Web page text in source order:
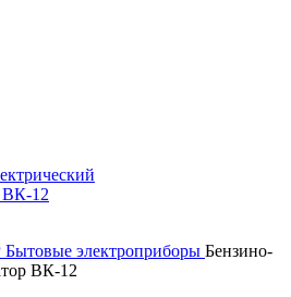
Бытовые электроприборы Бензино-
ВК-12